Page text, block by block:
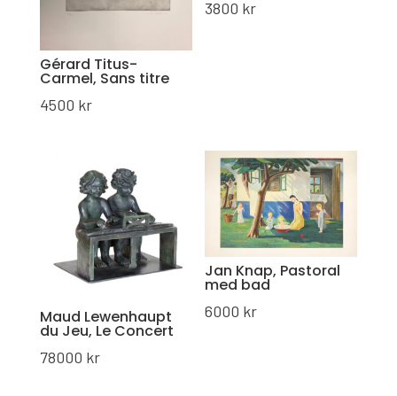
Gérard Titus-
Carmel, Sans titre
4500 kr
3800 kr
Maud Lewenhaupt
du Jeu, Le Concert
78000 kr
Jan Knap, Pastoral
med bad
6000 kr